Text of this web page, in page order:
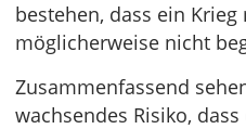
bestehen, dass ein
möglicherweise nicht
Zusammenfassend
wachsendes Risiko, dass